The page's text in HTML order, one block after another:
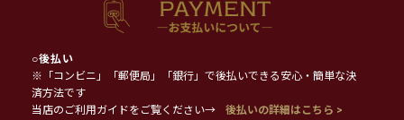
○後払い
※「コンビニ」「郵便局」「銀行」で後払いできる安心・簡単な決
済方法です
当店のご利用ガイドをご覧ください→
後払いの詳細はこちら >